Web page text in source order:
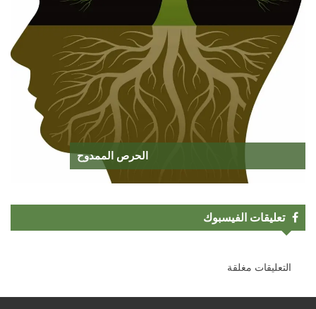
الحرص الممدوح
تعليقات الفيسبوك
التعليقات مغلقة